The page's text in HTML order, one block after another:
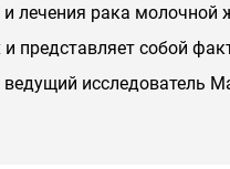
лечения рака молочной
собой
исследователь